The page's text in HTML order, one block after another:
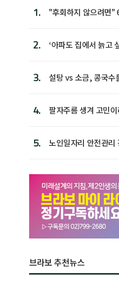
1.
"후회하지 않으려면"
2.
‘아파도 집에서 늙고
3. 설탕 vs 소금, 콩국수
4. 팔자주름 생겨 고민
5.
노인일자리 안전관
브라보 추천뉴스